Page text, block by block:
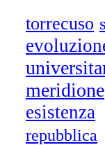
torrecuso
meridione
esistenza
repubblica